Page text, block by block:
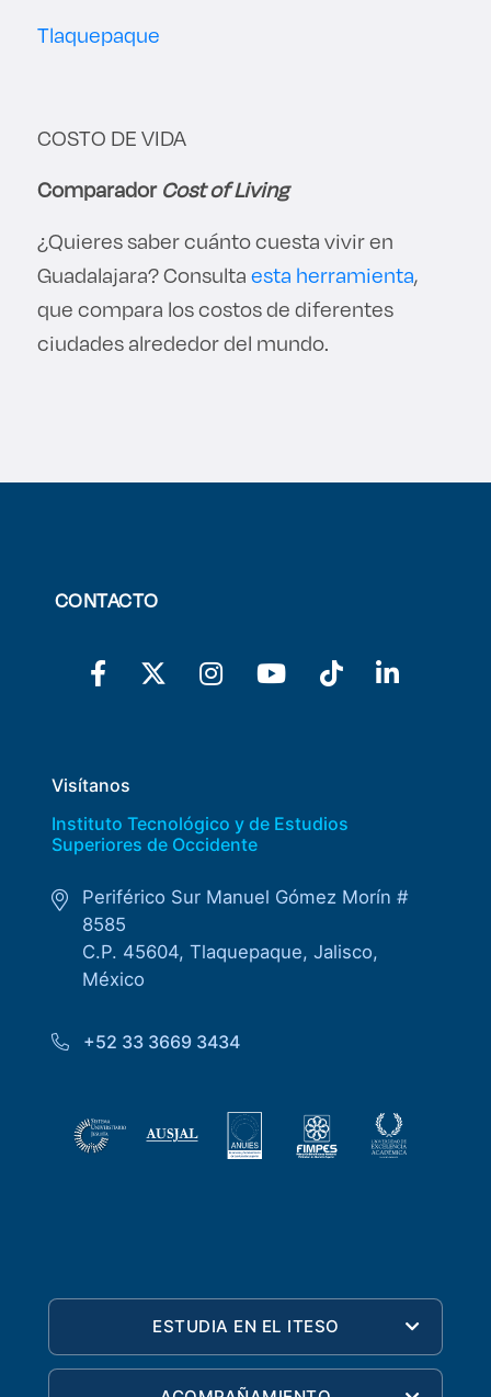
Tlaquepaque
COSTO DE VIDA
ComparadorCost of Living
¿Quieres saber cuánto cuesta vivir en
Guadalajara? Consultaesta herramienta,
que compara los costos de diferentes
ciudades alrededor del mundo.
CONTACTO
Visítanos
Instituto Tecnológico y de Estudios
Superiores de Occidente
Periférico Sur Manuel Gómez Morín #
8585
C.P. 45604, Tlaquepaque, Jalisco,
México
+52 33 3669 3434
ESTUDIA EN EL ITESO